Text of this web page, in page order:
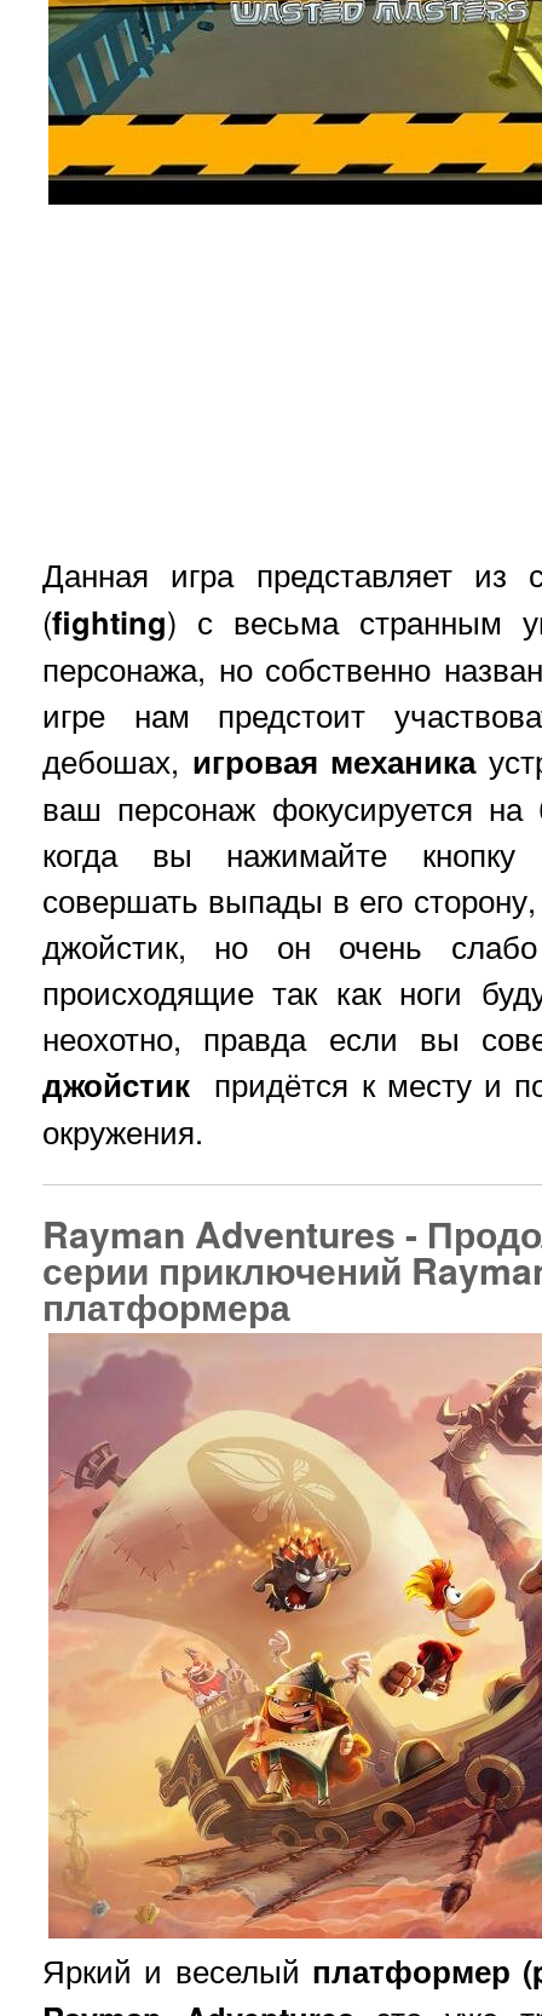
Данная игра представляет из
(fighting) с весьма странным
персонажа, но собственно
игре нам предстоит
дебошах, игровая механика
ваш персонаж фокусируется
когда вы нажимайте кнопку
совершать выпады в его сторону,
джойстик, но он очень
происходящие так как ноги
неохотно, правда если вы
джойстик придётся к месту и
окружения.
Rayman Adventures -
серии приключений
платформера
Яркий и веселый платформер